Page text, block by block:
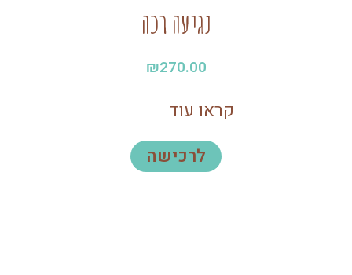
נגיעה רכה
₪270.00
קראו עוד
לרכישה
זה